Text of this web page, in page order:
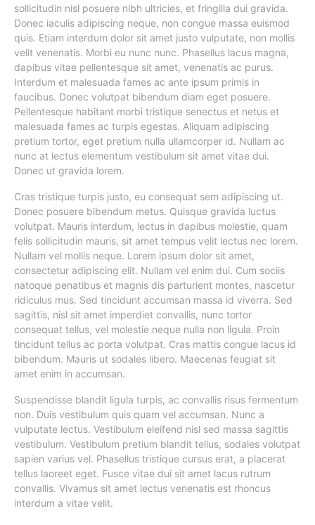
sollicitudin nisl posuere nibh ultricies, et fringilla dui gravida.
Donec iaculis adipiscing neque, non congue massa euismod
quis. Etiam interdum dolor sit amet justo vulputate, non mollis
velit venenatis. Morbi eu nunc nunc. Phasellus lacus magna,
dapibus vitae pellentesque sit amet, venenatis ac purus.
Interdum et malesuada fames ac ante ipsum primis in
faucibus. Donec volutpat bibendum diam eget posuere.
Pellentesque habitant morbi tristique senectus et netus et
malesuada fames ac turpis egestas. Aliquam adipiscing
pretium tortor, eget pretium nulla ullamcorper id. Nullam ac
nunc at lectus elementum vestibulum sit amet vitae dui.
Donec ut gravida lorem.
Cras tristique turpis justo, eu consequat sem adipiscing ut.
Donec posuere bibendum metus. Quisque gravida luctus
volutpat. Mauris interdum, lectus in dapibus molestie, quam
felis sollicitudin mauris, sit amet tempus velit lectus nec lorem.
Nullam vel mollis neque. Lorem ipsum dolor sit amet,
consectetur adipiscing elit. Nullam vel enim dui. Cum sociis
natoque penatibus et magnis dis parturient montes, nascetur
ridiculus mus. Sed tincidunt accumsan massa id viverra. Sed
sagittis, nisl sit amet imperdiet convallis, nunc tortor
consequat tellus, vel molestie neque nulla non ligula. Proin
tincidunt tellus ac porta volutpat. Cras mattis congue lacus id
bibendum. Mauris ut sodales libero. Maecenas feugiat sit
amet enim in accumsan.
Suspendisse blandit ligula turpis, ac convallis risus fermentum
non. Duis vestibulum quis quam vel accumsan. Nunc a
vulputate lectus. Vestibulum eleifend nisl sed massa sagittis
vestibulum. Vestibulum pretium blandit tellus, sodales volutpat
sapien varius vel. Phasellus tristique cursus erat, a placerat
tellus laoreet eget. Fusce vitae dui sit amet lacus rutrum
convallis. Vivamus sit amet lectus venenatis est rhoncus
interdum a vitae velit.